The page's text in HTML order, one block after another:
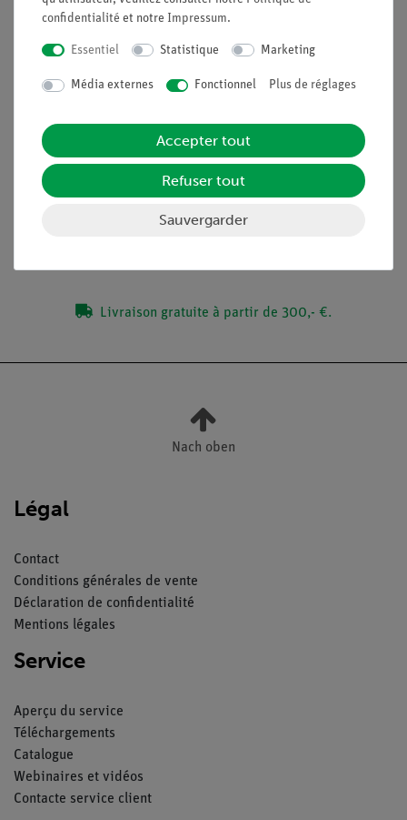
Le modèle atomique de Bohr
Schéma des niveaux d'énergie atomique
Constante de Rydberg
Contenu de livraison
Livraison gratuite à partir de 300,- €.
Nach oben
Légal
Contact
Conditions générales de vente
Déclaration de confidentialité
Mentions légales
Service
Aperçu du service
Téléchargements
Catalogue
Webinaires et vidéos
Contacte service client
confidentialité et notre Impressum.
Essentiel Statistique Marketing
Média externes Fonctionnel Plus de réglages
Accepter tout
Refuser tout
Sauvergarder